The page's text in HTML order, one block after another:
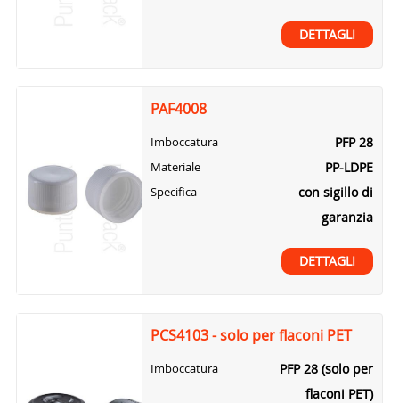
DETTAGLI
PAF4008
Imboccatura PFP 28
Materiale PP-LDPE
Specifica
con sigillo di
garanzia
DETTAGLI
PCS4103 - solo per flaconi PET
Imboccatura
PFP 28 (solo per
flaconi PET)